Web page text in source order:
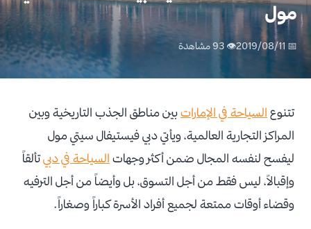
مول
📅 2019/08/11 👁 93 مشاهدة
تتنوع السياحة في الإماراتبين مناطق الجذب التاريخية وبين
المراكز التجارية العالمية، ويأتي دبي فيستيفال سيتي مول
ليفسح لنفسه المجال ضمن أكثر وجهات السياحة في دبيتألقاً
وإقبالاً، ليس فقط من أجل التسوق، بل وأيضاً من أجل الترفيه
وقضاء أوقات ممتعة لجميع أفراد الأسرة كباراً وصغاراً.